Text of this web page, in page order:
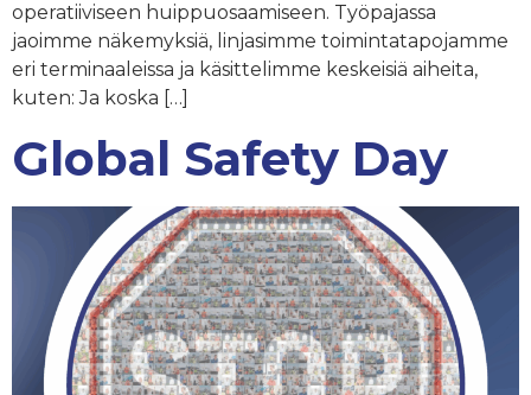
operatiiviseen huippuosaamiseen. Työpajassa
jaoimme näkemyksiä, linjasimme toimintatapojamme
eri terminaaleissa ja käsittelimme keskeisiä aiheita,
kuten: Ja koska […]
Global Safety Day